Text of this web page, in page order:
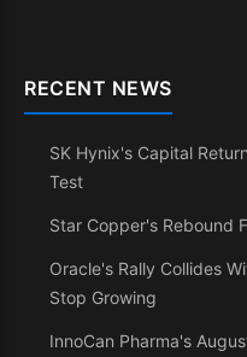
RECENT NEWS
SK Hynix's Capital
Test
Star Copper's Rebound
Oracle's Rally Collides
Stop Growing
InnoCan Pharma's